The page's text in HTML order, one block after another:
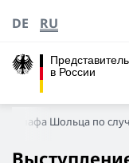
в России
DE RU
Олафа Шольца по